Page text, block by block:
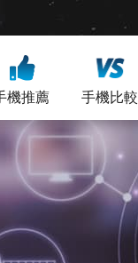
機推薦 手機比較